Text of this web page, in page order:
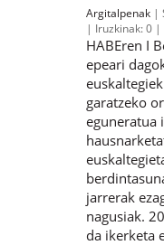
Argitalpenak
Iruzkinak:0
HABEren I
epeari
garatzeko
eguneratua
jarrerak
nagusiak.
da ikerketa